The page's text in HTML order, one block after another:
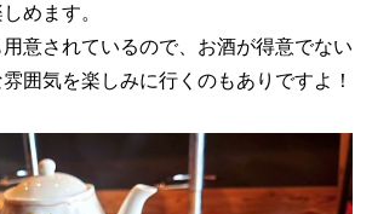
めます。
意されているので、お酒が得意でない
囲気を楽しみに行くのもありですよ！